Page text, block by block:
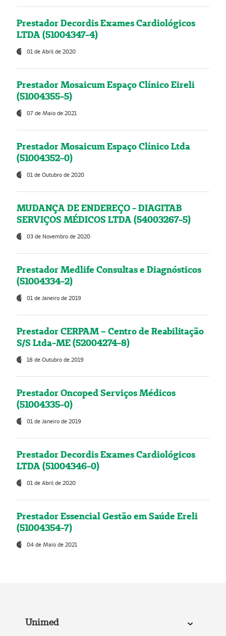
Prestador Decordis Exames Cardiológicos
LTDA (51004347-4)
01 de Abril de 2020
Prestador Mosaicum Espaço Clínico Eireli
(51004355-5)
07 de Maio de 2021
Prestador Mosaicum Espaço Clínico Ltda
(51004352-0)
01 de Outubro de 2020
MUDANÇA DE ENDEREÇO - DIAGITAB
SERVIÇOS MÉDICOS LTDA (54003267-5)
03 de Novembro de 2020
Prestador Medlife Consultas e Diagnósticos
(51004334-2)
01 de Janeiro de 2019
Prestador CERPAM – Centro de Reabilitação
S/S Ltda-ME (52004274-8)
18 de Outubro de 2019
Prestador Oncoped Serviços Médicos
(51004335-0)
01 de Janeiro de 2019
Prestador Decordis Exames Cardiológicos
LTDA (51004346-0)
01 de Abril de 2020
Prestador Essencial Gestão em Saúde Ereli
(51004354-7)
04 de Maio de 2021
Unimed